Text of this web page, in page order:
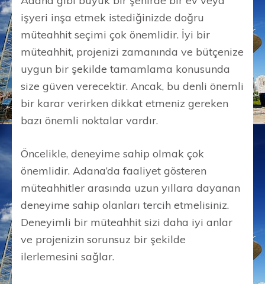
işyeri inşa etmek istediğinizde doğru
müteahhit seçimi çok önemlidir. İyi bir
müteahhit, projenizi zamanında ve bütçenize
uygun bir şekilde tamamlama konusunda
size güven verecektir. Ancak, bu denli önemli
bir karar verirken dikkat etmeniz gereken
bazı önemli noktalar vardır.
Öncelikle, deneyime sahip olmak çok
önemlidir. Adana’da faaliyet gösteren
müteahhitler arasında uzun yıllara dayanan
deneyime sahip olanları tercih etmelisiniz.
Deneyimli bir müteahhit sizi daha iyi anlar
ve projenizin sorunsuz bir şekilde
ilerlemesini sağlar.